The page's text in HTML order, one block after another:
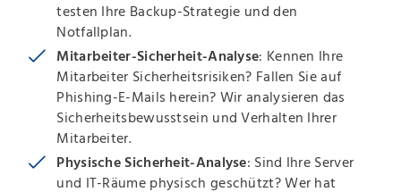
testen Ihre Backup-Strategie und den
Notfallplan.
Mitarbeiter-Sicherheit-Analyse: Kennen Ihre
Mitarbeiter Sicherheitsrisiken? Fallen Sie auf
Phishing-E-Mails herein? Wir analysieren das
Sicherheitsbewusstsein und Verhalten Ihrer
Mitarbeiter.
Physische Sicherheit-Analyse: Sind Ihre Server
und IT-Räume physisch geschützt? Wer hat